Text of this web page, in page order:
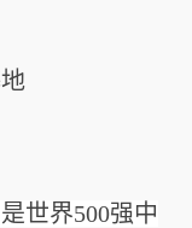
世界500强中